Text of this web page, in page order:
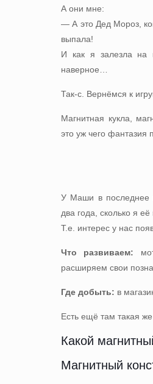
А они мне:
— А это Дед Мороз,
выпала!
И как я залезла на
наверное…
Так-с. Вернёмся к
Магнитная кукла,
это уж чего фантазия
У Маши в последнее
два года, сколько я
Т.е. интерес у нас
Что развиваем:
расширяем свои
Где добыть: в
Есть ещё там такая
Какой
Магнитный